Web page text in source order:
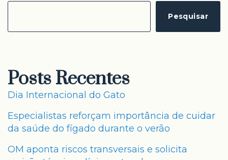
Pesquisar
Posts Recentes
Dia Internacional do Gato
Especialistas reforçam importância de cuidar
da saúde do fígado durante o verão
OM aponta riscos transversais e solicita